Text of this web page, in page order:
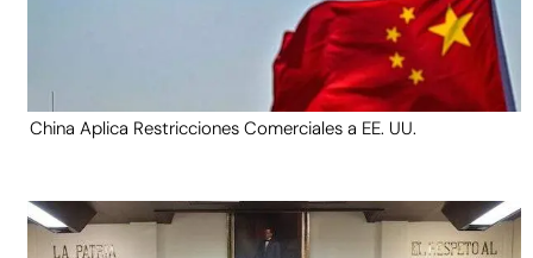
China Aplica Restricciones Comerciales a EE. UU.